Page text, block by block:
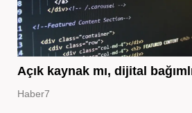
Açık kaynak mı, dijital
Haber7